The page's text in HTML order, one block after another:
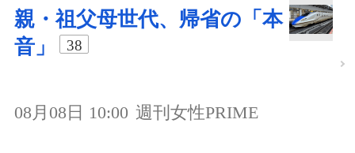
親・祖父母世代、帰省の「本
音」
38
08月08日 10:00 週刊女性PRIME